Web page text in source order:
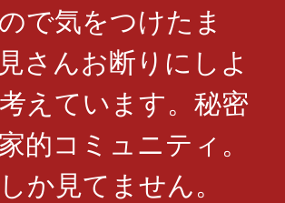
で気をつけたま
さんお断りにしよ
えています。秘密
的コミュニティ。
か見てません。